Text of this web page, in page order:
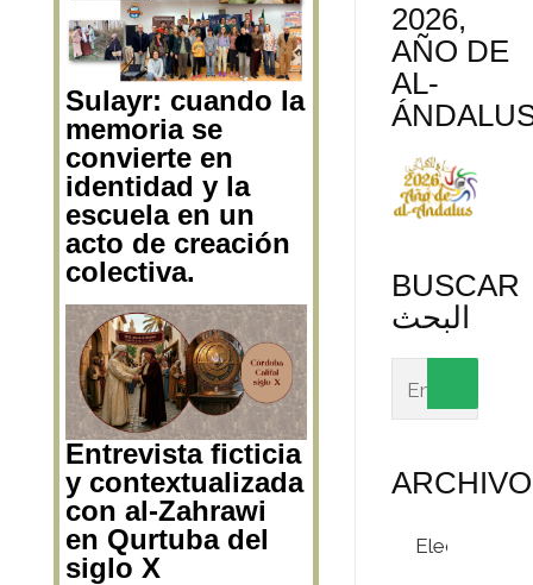
Sulayr: cuando la
memoria se
convierte en
identidad y la
escuela en un
acto de creación
colectiva.
Entrevista ficticia
y contextualizada
con al-Zahrawi
en Qurtuba del
siglo X
2026,
AÑO DE
AL-
BUSCAR
البحث